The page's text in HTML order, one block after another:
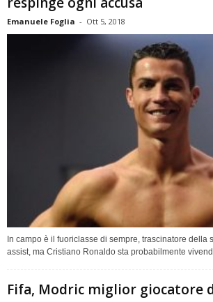
Emanuele Foglia - Ott 5, 2018
In campo è il fuoriclasse di sempre, trascinatore della
assist, ma Cristiano Ronaldo sta probabilmente
Fifa, Modric miglior giocatore